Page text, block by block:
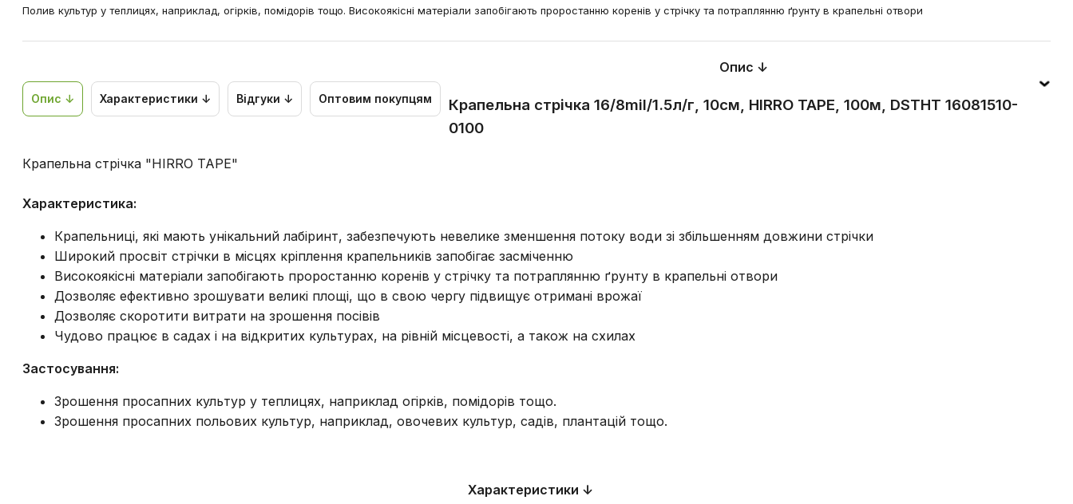
Полив культур у теплицях, наприклад, огірків, помідорів тощо. Високоякісні матеріали запобігають проростанню коренів у стрічку та потраплянню ґрунту в крапельні отвори
Опис ↓ Характеристики ↓ Відгуки ↓ Оптовим покупцям
Опис ↓
Крапельна стрічка 16/8mil/1.5л/г, 10см, HIRRO TAPE, 100м, DSTHT 16081510-
0100
Крапельна стрічка "HIRRO TAPE"
Характеристика:
Крапельниці, які мають унікальний лабіринт, забезпечують невелике зменшення потоку води зі збільшенням довжини стрічки
Широкий просвіт стрічки в місцях кріплення крапельників запобігає засміченню
Високоякісні матеріали запобігають проростанню коренів у стрічку та потраплянню ґрунту в крапельні отвори
Дозволяє ефективно зрошувати великі площі, що в свою чергу підвищує отримані врожаї
Дозволяє скоротити витрати на зрошення посівів
Чудово працює в садах і на відкритих культурах, на рівній місцевості, а також на схилах
Застосування:
Зрошення просапних культур у теплицях, наприклад огірків, помідорів тощо.
Зрошення просапних польових культур, наприклад, овочевих культур, садів, плантацій тощо.
Характеристики ↓